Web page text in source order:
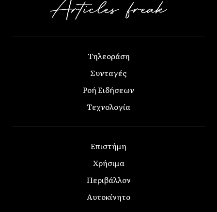
Τηλεοράση
Συνταγές
Ροή Ειδήσεων
Τεχνολογία
Επιστήμη
Χρήσιμα
Περιβάλλον
Αυτοκίνητο